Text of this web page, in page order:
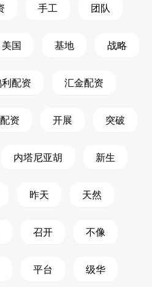
手工 团队
美国 基地 战略
配资 汇金配资
资 开展 突破
内塔尼亚胡 新生
昨天 天然
召开 不像
平台 级华